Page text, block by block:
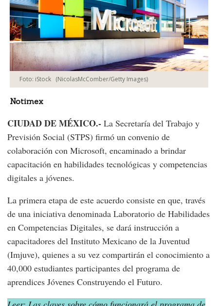
Foto: iStock (NicolasMcComber/Getty Images)
Notimex
CIUDAD DE MÉXICO.- La Secretaría del Trabajo y
Previsión Social (STPS) firmó un convenio de
colaboración con Microsoft, encaminado a brindar
capacitación en habilidades tecnológicas y competencias
digitales a jóvenes.
La primera etapa de este acuerdo consiste en que, través
de una iniciativa denominada Laboratorio de Habilidades
en Competencias Digitales, se dará instrucción a
capacitadores del Instituto Mexicano de la Juventud
(Imjuve), quienes a su vez compartirán el conocimiento a
40,000 estudiantes participantes del programa de
aprendices Jóvenes Construyendo el Futuro.